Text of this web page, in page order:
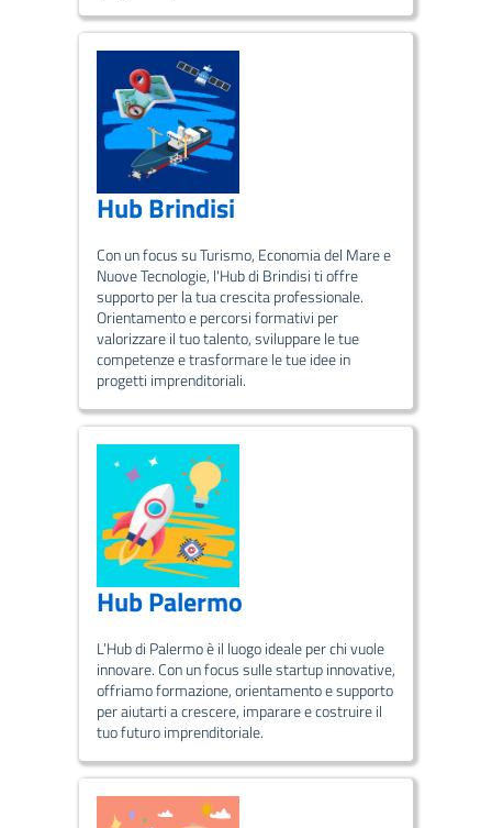
Hub Brindisi
Con un focus su Turismo, Economia del Mare e
Nuove Tecnologie, l'Hub di Brindisi ti offre
supporto per la tua crescita professionale.
Orientamento e percorsi formativi per
valorizzare il tuo talento, sviluppare le tue
competenze e trasformare le tue idee in
progetti imprenditoriali.
Hub Palermo
L’Hub di Palermo è il luogo ideale per chi vuole
innovare. Con un focus sulle startup innovative,
offriamo formazione, orientamento e supporto
per aiutarti a crescere, imparare e costruire il
tuo futuro imprenditoriale.